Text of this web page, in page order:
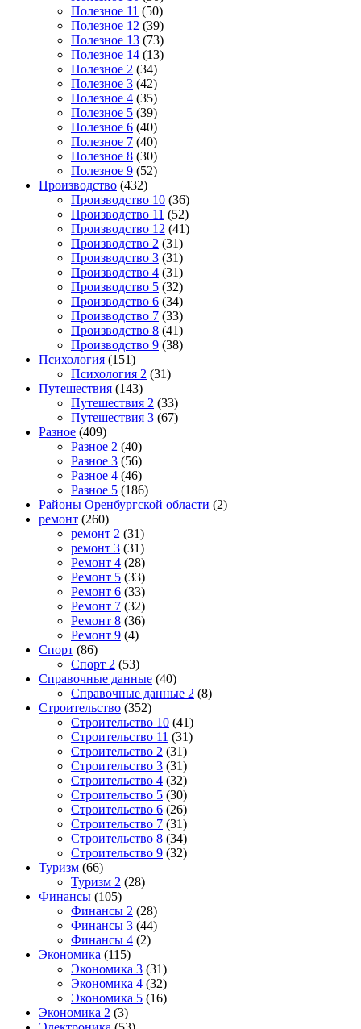
Полезное 11 (50)
Полезное 12 (39)
Полезное 13 (73)
Полезное 14 (13)
Полезное 2 (34)
Полезное 3 (42)
Полезное 4 (35)
Полезное 5 (39)
Полезное 6 (40)
Полезное 7 (40)
Полезное 8 (30)
Полезное 9 (52)
Производство (432)
Производство 10 (36)
Производство 11 (52)
Производство 12 (41)
Производство 2 (31)
Производство 3 (31)
Производство 4 (31)
Производство 5 (32)
Производство 6 (34)
Производство 7 (33)
Производство 8 (41)
Производство 9 (38)
Психология (151)
Психология 2 (31)
Путешествия (143)
Путешествия 2 (33)
Путешествия 3 (67)
Разное (409)
Разное 2 (40)
Разное 3 (56)
Разное 4 (46)
Разное 5 (186)
Районы Оренбургской области (2)
ремонт (260)
ремонт 2 (31)
ремонт 3 (31)
Ремонт 4 (28)
Ремонт 5 (33)
Ремонт 6 (33)
Ремонт 7 (32)
Ремонт 8 (36)
Ремонт 9 (4)
Спорт (86)
Спорт 2 (53)
Справочные данные (40)
Справочные данные 2 (8)
Строительство (352)
Строительство 10 (41)
Строительство 11 (31)
Строительство 2 (31)
Строительство 3 (31)
Строительство 4 (32)
Строительство 5 (30)
Строительство 6 (26)
Строительство 7 (31)
Строительство 8 (34)
Строительство 9 (32)
Туризм (66)
Туризм 2 (28)
Финансы (105)
Финансы 2 (28)
Финансы 3 (44)
Финансы 4 (2)
Экономика (115)
Экономика 3 (31)
Экономика 4 (32)
Экономика 5 (16)
Экономика 2 (3)